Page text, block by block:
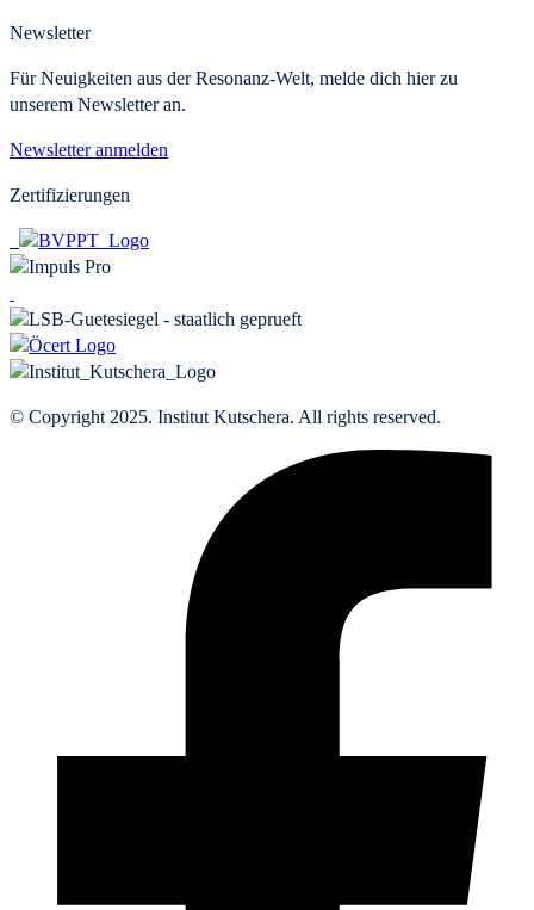
Newsletter
Für Neuigkeiten aus der Resonanz-Welt, melde dich hier zu
unserem Newsletter an.
Newsletter anmelden
Zertifizierungen
© Copyright 2025. Institut Kutschera. All rights reserved.